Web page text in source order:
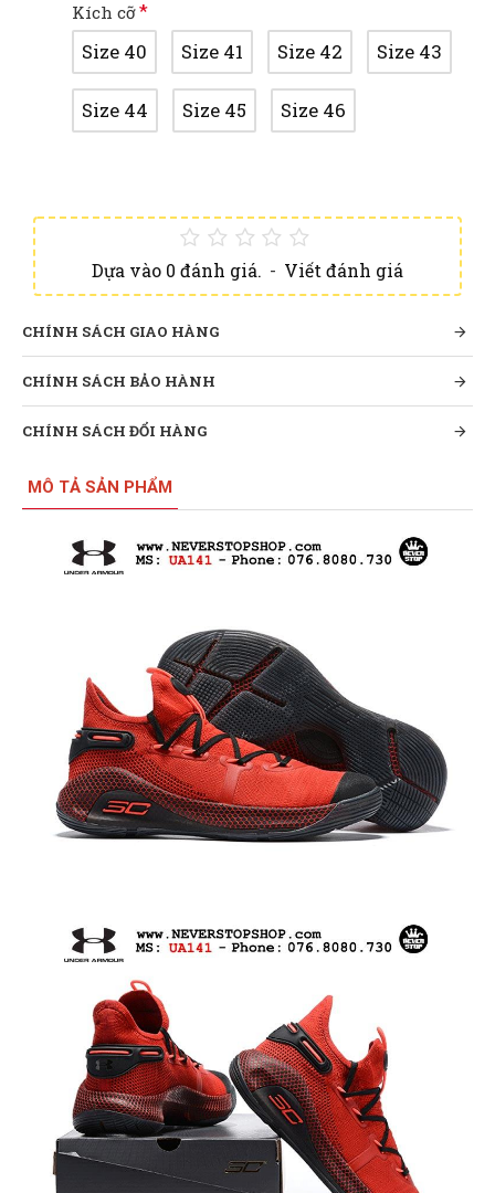
Dựa vào 0 đánh giá. - Viết đánh giá
Kích cỡ
Size 40 Size 41 Size 42 Size 43
Size 44 Size 45 Size 46
CHÍNH SÁCH GIAO HÀNG
CHÍNH SÁCH BẢO HÀNH
CHÍNH SÁCH ĐỔI HÀNG
MÔ TẢ SẢN PHẨM